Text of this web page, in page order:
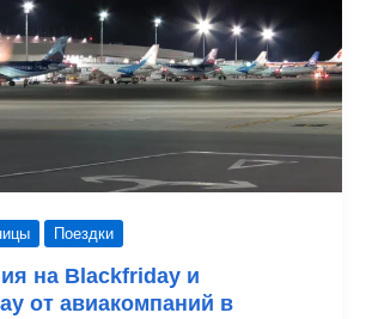
Поездки
на Blackfriday и
от авиакомпаний в